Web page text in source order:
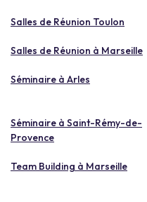
Salles de Réunion Toulon
Salles de Réunion à Marseille
Séminaire à Arles
Séminaire à Saint-Rémy-de-
Provence
Team Building à Marseille